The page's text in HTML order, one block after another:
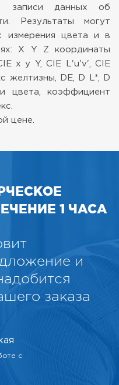
и записи данных об
Результаты могут
измерения цвета и в
X Y Z координаты
x y Y, CIE L'u'v', CIE
желтизны, DE, D L*, D
цвета, коэффициент
цене.
1 ЧАСА
и
заказа
с